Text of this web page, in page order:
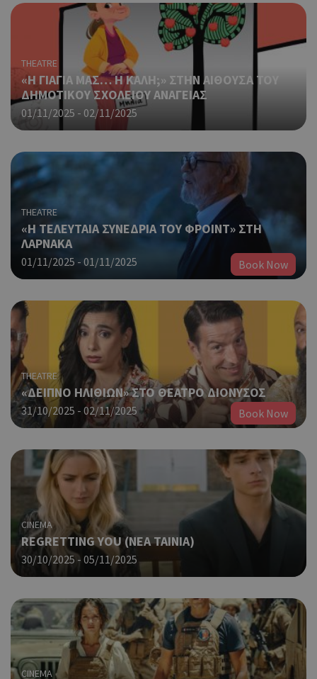
THEATRE
«Η ΓΙΑΓΙΑ ΜΑΣ… Η ΚΑΛΗ;» ΣΤΗΝ ΑΙΘΟΥΣΑ ΤΟΥ
ΔΗΜΟΤΙΚΟΥ ΣΧΟΛΕΙΟΥ ΑΝΑΓΕΙΑΣ
01/11/2025 - 02/11/2025
THEATRE
«Η ΤΕΛΕΥΤΑΙΑ ΣΥΝΕΔΡΙΑ ΤΟΥ ΦΡΟΙΝΤ» ΣΤΗ
ΛΑΡΝΑΚΑ
01/11/2025 - 01/11/2025 Book Now
THEATRE
«ΔΕΙΠΝΟ ΗΛΙΘΙΩΝ» ΣΤΟ ΘΕΑΤΡΟ ΔΙΟΝΥΣΟΣ
31/10/2025 - 02/11/2025 Book Now
CINEMA
REGRETTING YOU (ΝΕΑ ΤΑΙΝΙΑ)
30/10/2025 - 05/11/2025
CINEMA